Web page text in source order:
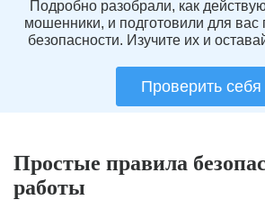
Подробно разобрали, как
мошенники, и подготовили для вас
безопасности. Изучите их и
Проверить себя
Простые правила
работы